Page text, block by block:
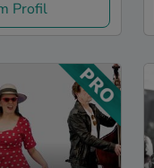
Profil